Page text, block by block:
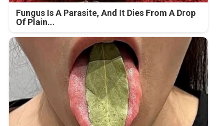
Fungus Is A Parasite, And It Dies From A Drop
Of Plain...